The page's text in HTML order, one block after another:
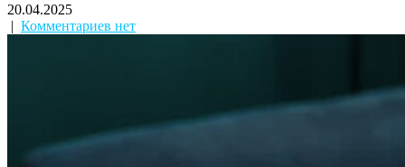
20.04.2025
| Комментариев нет